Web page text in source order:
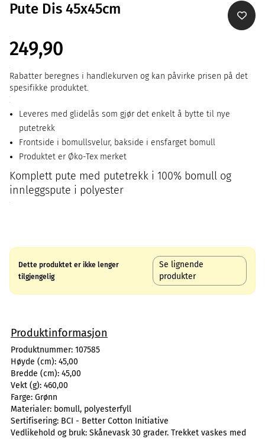
Pute Dis 45x45cm
249,90
Rabatter beregnes i handlekurven og kan påvirke prisen på det
spesifikke produktet.
Leveres med glidelås som gjør det enkelt å bytte til nye
putetrekk
Frontside i bomullsvelur, bakside i ensfarget bomull
Produktet er Øko-Tex merket
Komplett pute med putetrekk i 100% bomull og
innleggspute i polyester
Dette produktet er ikke lenger
tilgjengelig
Se lignende
produkter
Produktinformasjon
Produktnummer: 107585
Høyde (cm): 45,00
Bredde (cm): 45,00
Vekt (g): 460,00
Farge: Grønn
Materialer: bomull, polyesterfyll
Sertifisering: BCI - Better Cotton Initiative
Vedlikehold og bruk: Skånevask 30 grader. Trekket vaskes med